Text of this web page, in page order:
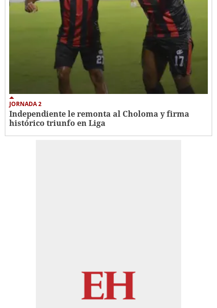
JORNADA 2
Independiente le remonta al Choloma y firma
histórico triunfo en Liga